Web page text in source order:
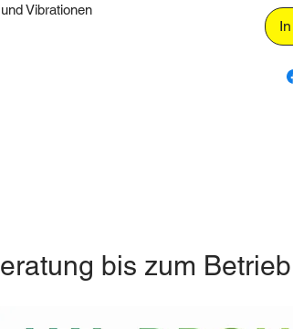
Vibrationen
bis zum